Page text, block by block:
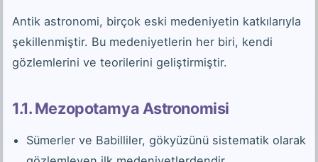
Antik astronomi, birçok eski medeniyetin katkılarıyla
şekillenmiştir. Bu medeniyetlerin her biri, kendi
gözlemlerini ve teorilerini geliştirmiştir.
1.1. Mezopotamya Astronomisi
Sümerler ve Babilliler, gökyüzünü sistematik olarak